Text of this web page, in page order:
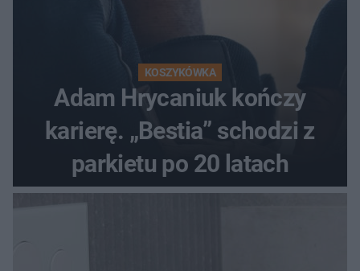
KOSZYKÓWKA
Adam Hrycaniuk kończy
karierę. „Bestia” schodzi z
parkietu po 20 latach